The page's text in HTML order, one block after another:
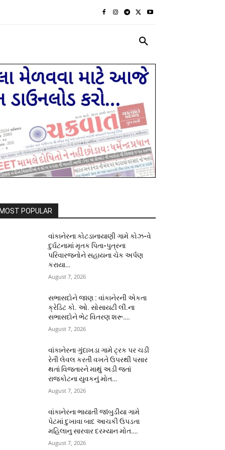
MOST POPULAR
વાંકાનેરના કોટડાનાયાણી ગામે કોઝ-વે
દુર્ઘટનામાં મૃતક પિતા-પુત્રના
પરિવારજનોને સહાયના ચેક અર્પણ
કરાયા…
August 7, 2026
સભાસદોને જાણ : વાંકાનેરની એકતા
ક્રેડિટ કો. ઓ. સોસાયટી લી.ના
સભાસદોને ભેટ વિતરણ શરૂ….
August 7, 2026
વાંકાનેરના ગુંદાખડા ગામે ટ્રક પર ચડી
રેતી લેવલ કરતી વખતે ઉપરથી પસાર
થતાં વિજતારને માથું અડી જતાં
રાજકોટના યુવકનું મોત…
August 7, 2026
વાંકાનેરના ભાયાતી જાંબુડીયા ગામે
પેટમાં દુખાવા બાદ આચકી ઉપડતા
મહિલાનુ સારવાર દરમ્યાન મોત….
August 7, 2026